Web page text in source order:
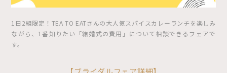
1日2組限定！TEA TO EATさんの大人気スパイスカレーランチを楽しみ
ながら、1番知りたい「結婚式の費用」について相談できるフェアで
す。